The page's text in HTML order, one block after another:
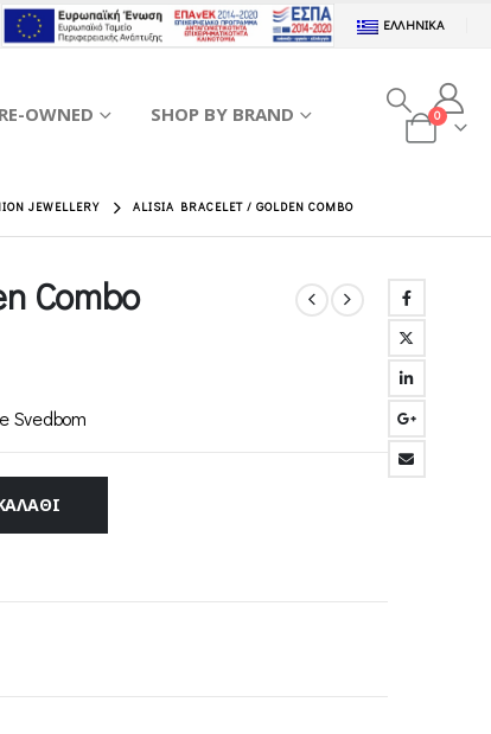
ΕΛΛΗΝΙΚΆ
OWNED SHOP BY BRAND 0
JEWELLERY ALISIA BRACELET / GOLDEN COMBO
Combo
Svedbom